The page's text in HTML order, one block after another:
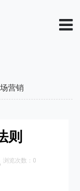
营销
则
浏览次数： 0